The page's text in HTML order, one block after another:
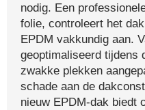
nodig. Een
folie, controleert het
EPDM vakkundig aan.
geoptimaliseerd tijdens
zwakke plekken
schade aan de
nieuw EPDM-dak biedt